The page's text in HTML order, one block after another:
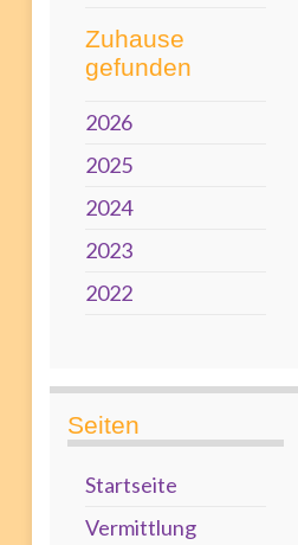
Zuhause
gefunden
2026
2025
2024
2023
2022
Seiten
Startseite
Vermittlung